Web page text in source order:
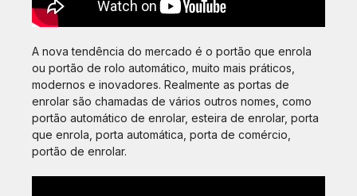
A nova tendência do mercado é o portão que enrola
ou portão de rolo automático, muito mais práticos,
modernos e inovadores. Realmente as portas de
enrolar são chamadas de vários outros nomes, como
portão automático de enrolar, esteira de enrolar, porta
que enrola, porta automática, porta de comércio,
portão de enrolar.